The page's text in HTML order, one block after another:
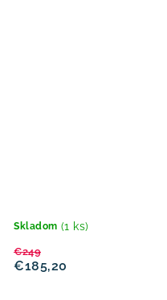
Skladom (1 ks)
€185,20
€249